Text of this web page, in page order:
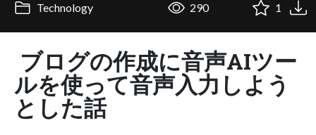
Technology 290 1
ブログの作成に音声AIツー
ルを使って音声入力しよう
とした話